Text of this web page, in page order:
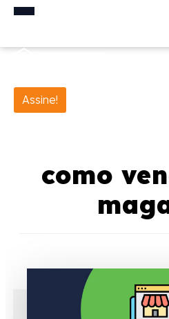
Assine!
como